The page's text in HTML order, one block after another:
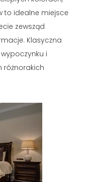
to idealne miejsce
zewsząd
Klasyczna
i
różnorakich